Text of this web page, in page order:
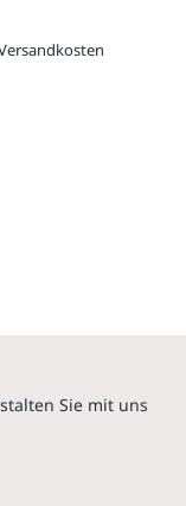
Sie mit uns